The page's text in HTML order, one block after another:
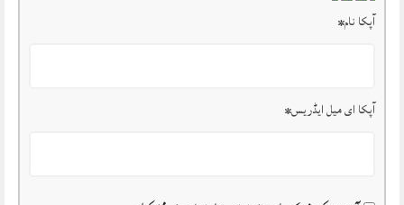
آپکا نام*
آپکا ای میل ایڈریس*